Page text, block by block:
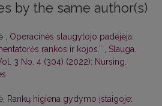
by the same author(s)
, Operacinės slaugytojo padėjėja:
rankos ir kojos.“ , Slauga.
3 No. 4 (304) (2022): Nursing.
Rankų higiena gydymo įstaigoje: